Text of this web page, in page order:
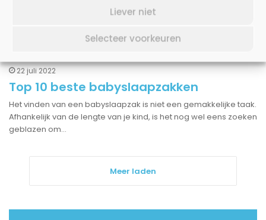
Liever niet
Selecteer voorkeuren
Kleding laten bedrukken is een ding wat steeds populairder
wordt onder particulieren. Dat komt omdat de meeste mensen
22 juli 2022
Top 10 beste babyslaapzakken
Het vinden van een babyslaapzak is niet een gemakkelijke taak.
Afhankelijk van de lengte van je kind, is het nog wel eens zoeken
geblazen om…
Meer laden